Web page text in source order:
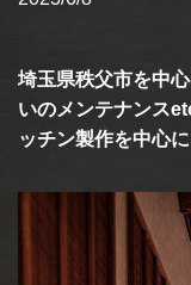
埼玉県秩父市を中
いのメンテナンス
ッチン製作を中心